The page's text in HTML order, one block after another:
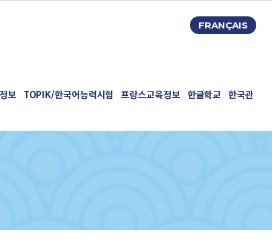
FRANÇAIS
보 TOPIK/한국어능력시험 프랑스교육정보 한글학교 한국관